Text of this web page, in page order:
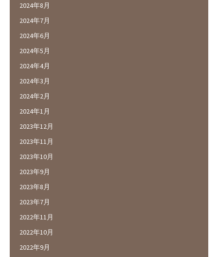
2024年8月
2024年7月
2024年6月
2024年5月
2024年4月
2024年3月
2024年2月
2024年1月
2023年12月
2023年11月
2023年10月
2023年9月
2023年8月
2023年7月
2022年11月
2022年10月
2022年9月